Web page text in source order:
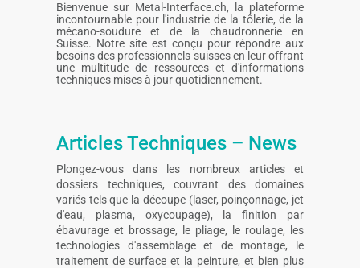
Bienvenue sur Metal-Interface.ch, la plateforme
incontournable pour l'industrie de la tôlerie, de la
mécano-soudure et de la chaudronnerie en
Suisse. Notre site est conçu pour répondre aux
besoins des professionnels suisses en leur offrant
une multitude de ressources et d'informations
techniques mises à jour quotidiennement.
Articles Techniques – News
Plongez-vous dans les nombreux articles et
dossiers techniques, couvrant des domaines
variés tels que la découpe (laser, poinçonnage, jet
d'eau, plasma, oxycoupage), la finition par
ébavurage et brossage, le pliage, le roulage, les
technologies d'assemblage et de montage, le
traitement de surface et la peinture, et bien plus